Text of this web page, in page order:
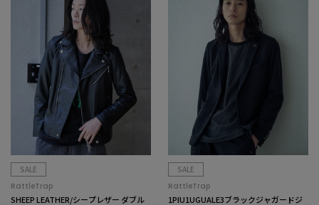
SALE
RattleTrap
SHEEP LEATHER/シープレザー ダブル
SALE
RattleTrap
1PIU1UGUALE3ブラックジャガードジ